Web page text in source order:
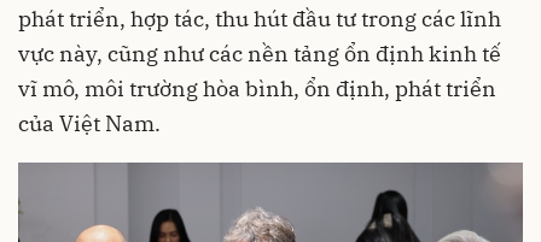
phát triển, hợp tác, thu hút đầu tư trong các lĩnh
vực này, cũng như các nền tảng ổn định kinh tế
vĩ mô, môi trường hòa bình, ổn định, phát triển
của Việt Nam.